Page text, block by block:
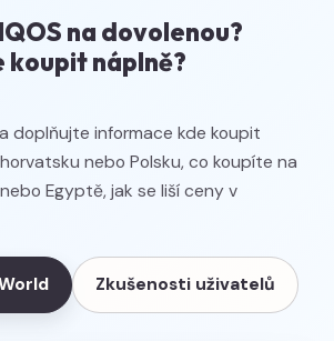
na dovolenou?
náplně?
doplňujte informace kde koupit
nebo Polsku, co koupíte na
Egyptě, jak se liší ceny v
Zkušenosti uživatelů